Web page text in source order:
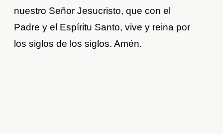
nuestro Señor Jesucristo, que con el
Padre y el Espíritu Santo, vive y reina por
los siglos de los siglos. Amén.